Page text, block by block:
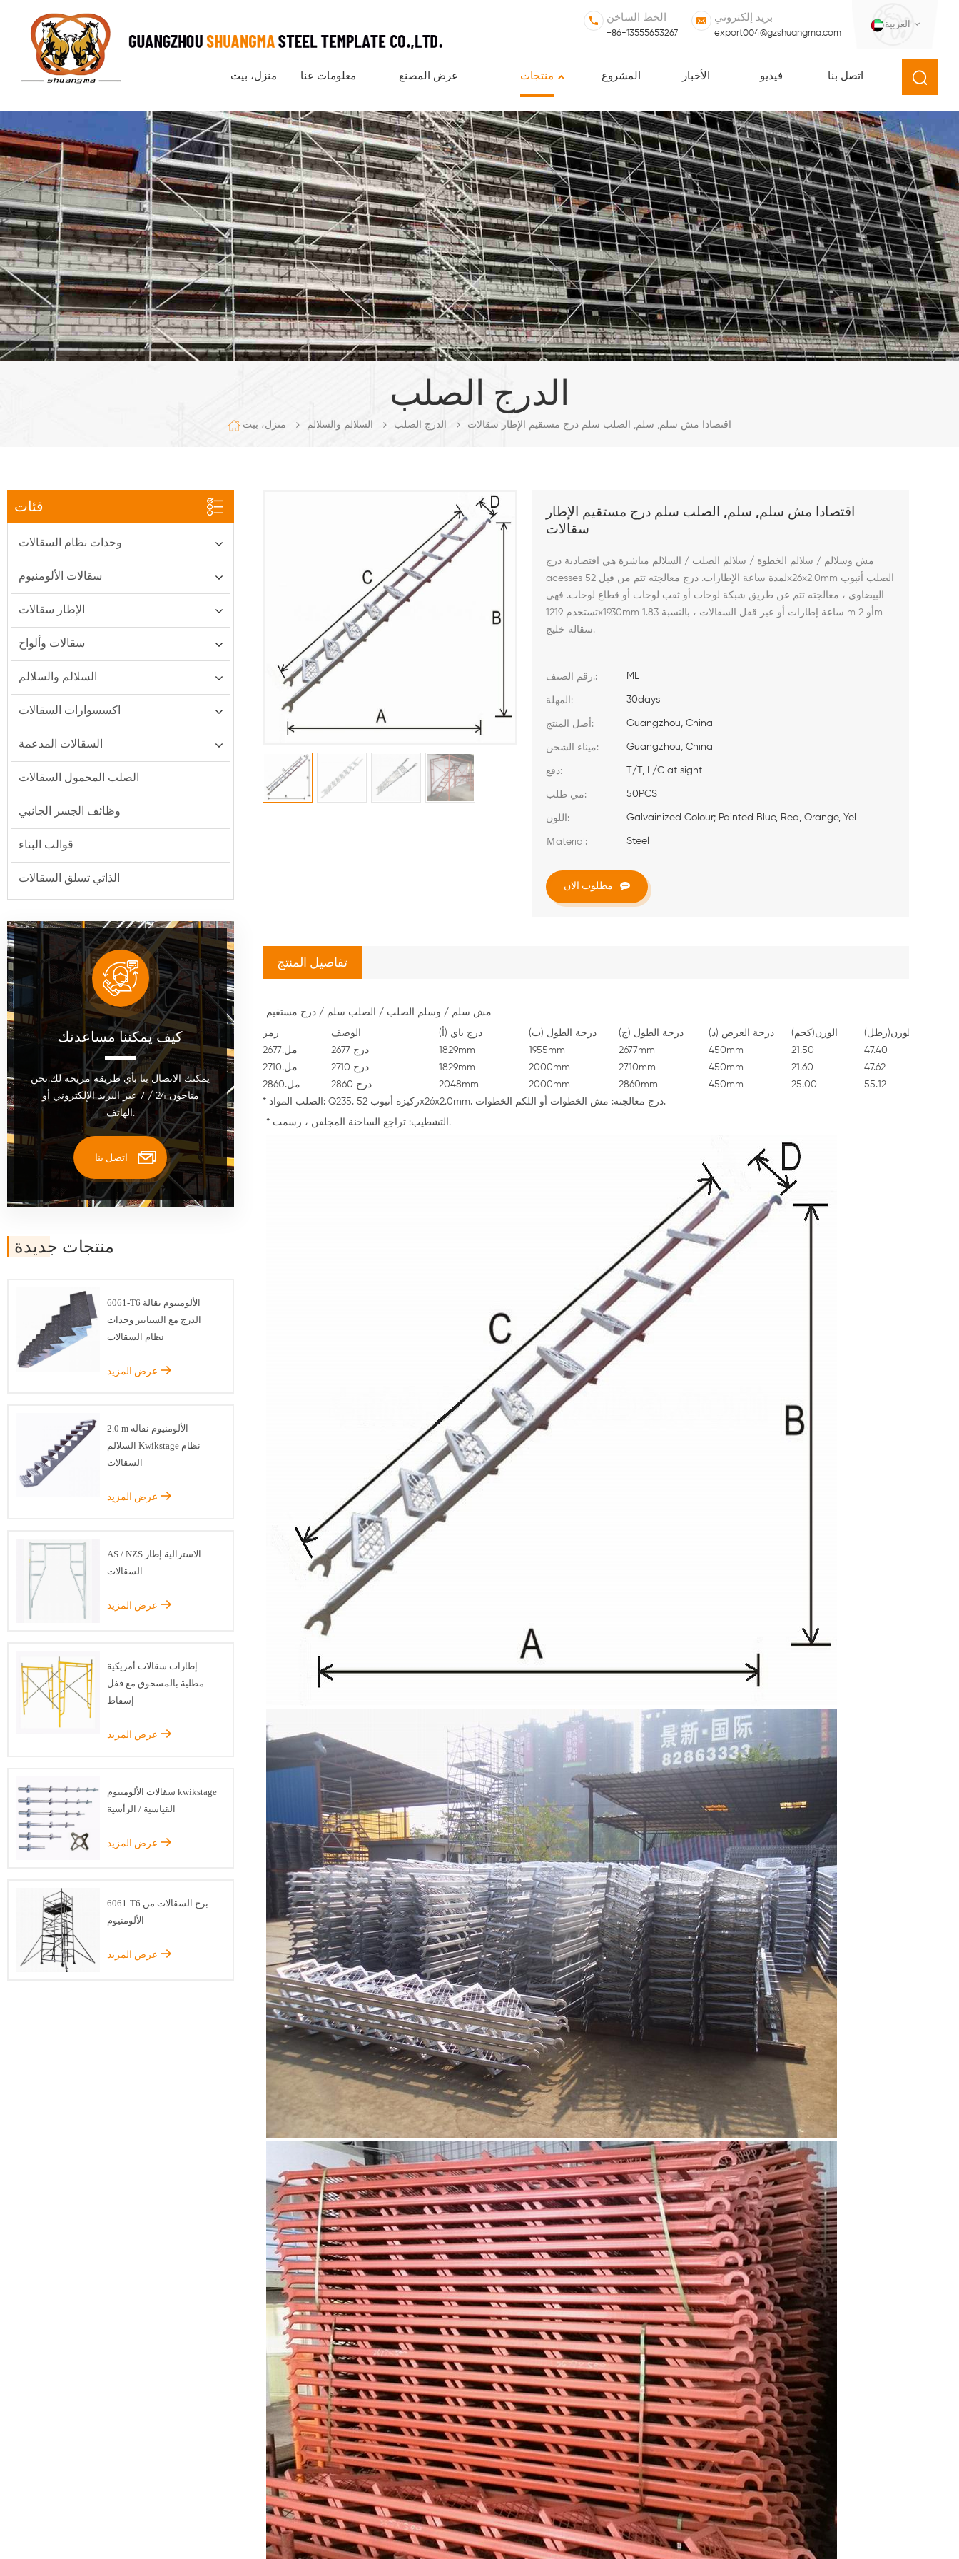
العربية
الخط الساخن
+86-13555653267
بريد إلكتروني
export004@gzshuangma.com
منزل، بيت معلومات عنا عرض المصنع منتجات المشروع الأخبار فيديو اتصل بنا
الدرج الصلب
منزل، بيت السلالم والسلالم الدرج الصلب اقتصادا مش سلم, سلم, الصلب سلم درج مستقيم الإطار سقالات
اقتصادا مش سلم, سلم, الصلب سلم درج مستقيم الإطار
سقالات
مش وسلالم / سلالم الخطوة / سلالم الصلب / السلالم مباشرة هي اقتصادية درج
acesses
البيضاوي ، معالجته تتم عن طريق شبكة لوحات أو ثقب لوحات أو قطاع لوحات. فهي
تستخدم
1219x1930mm ساعة إطارات أو عبر قفل السقالات ،
بالنسبة 1.83 m أو 2m
سقالة خليج.
رقم الصنف.: ML
المهلة: 30days
أصل المنتج: Guangzhou, China
ميناء الشحن: Guangzhou, China
دفع: T/T, L/C at sight
مي طلب: 50PCS
اللون: Galvainized Colour; Painted Blue, Red, Orange, Yel
Ｍaterial: Steel
مطلوب الان
تفاصيل المنتج
مش سلم / وسلم الصلب / الصلب سلم / درج مستقيم
رمز الوصف درج باي (أ) درجة الطول (ب) درجة الطول (ج) درجة العرض (د) الوزن(كجم)
الوزن(رطل)
مل.2677
درج 2677 1829mm 1955mm 2677mm 450mm 21.50
47.40
مل.2710
درج 2710 1829mm 2000mm 2710mm 450mm 21.60
47.62
مل.2860
درج 2860 2048mm 2000mm 2860mm 450mm 25.00
55.12
* الصلب المواد: Q235. ركيزة أنبوب 52x26x2.0mm. درج معالجته: مش الخطوات أو اللكم الخطوات.
* التشطيب: تراجع الساخنة المجلفن ، رسمت.
فئات
وحدات نظام السقالات
سقالات الألومنيوم
الإطار سقالات
سقالات وألواح
السلالم والسلالم
اكسسوارات السقالات
السقالات المدعمة
الصلب المحمول السقالات
وظائف الجسر الجانبي
قوالب البناء
الذاتي تسلق السقالات
كيف يمكننا مساعدتك
يمكنك الاتصال بنا بأي طريقة مريحة لك.نحن
متاحون 24 / 7 عبر البريد الإلكتروني أو
الهاتف.
اتصل بنا
منتجات جديدة
6061-T6 الألومنيوم نقالة
الدرج مع السنانير وحدات
نظام السقالات
عرض المزيد
2.0 m الألومنيوم نقالة
السلالم Kwikstage نظام
السقالات
عرض المزيد
AS / NZS الاسترالية إطار
السقالات
عرض المزيد
إطارات سقالات أمريكية
مطلية بالمسحوق مع قفل
إسقاط
عرض المزيد
سقالات الألومنيوم kwikstage
القياسية / الرأسية
عرض المزيد
6061-T6 برج السقالات من
الألومنيوم
عرض المزيد